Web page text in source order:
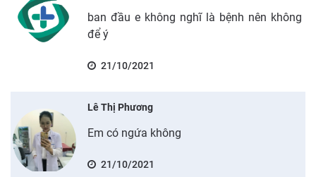
ban đầu e không nghĩ là bệnh nên không
để ý
21/10/2021
Lê Thị Phương
Em có ngứa không
21/10/2021